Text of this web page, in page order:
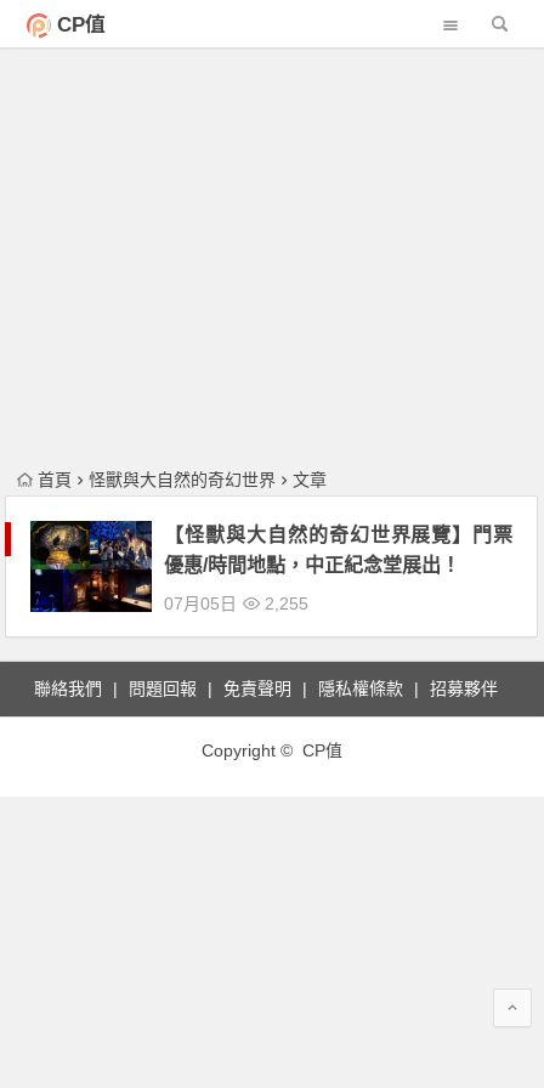
CP值
首頁 怪獸與大自然的奇幻世界 文章
【怪獸與大自然的奇幻世界展覽】門票
優惠/時間地點，中正紀念堂展出！
07月05日 2,255
聯絡我們 問題回報 免責聲明 隱私權條款 招募夥伴
Copyright © CP值